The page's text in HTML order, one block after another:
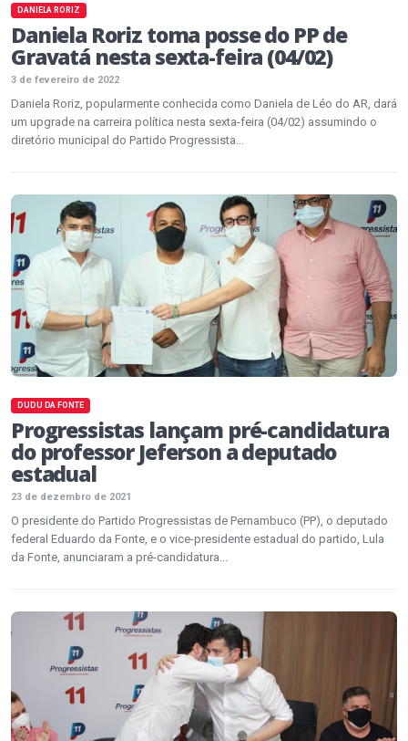
DANIELA RORIZ
Daniela Roriz toma posse do PP de
Gravatá nesta sexta-feira (04/02)
3 de fevereiro de 2022
Daniela Roriz, popularmente conhecida como Daniela de Léo do AR, dará
um upgrade na carreira política nesta sexta-feira (04/02) assumindo o
diretório municipal do Partido Progressista...
DUDU DA FONTE
Progressistas lançam pré-candidatura
do professor Jeferson a deputado
estadual
23 de dezembro de 2021
O presidente do Partido Progressistas de Pernambuco (PP), o deputado
federal Eduardo da Fonte, e o vice-presidente estadual do partido, Lula
da Fonte, anunciaram a pré-candidatura...